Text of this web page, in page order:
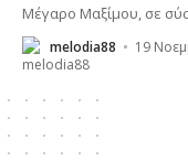
Μέγαρο Μαξίμου, σε
melodia88 19